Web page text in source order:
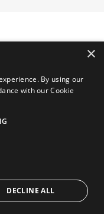
×
By using our
with our Cookie
DECLINE ALL